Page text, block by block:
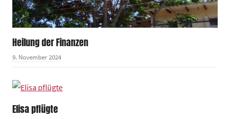
Heilung der Finanzen
9. November 2024
Elisa pflügte